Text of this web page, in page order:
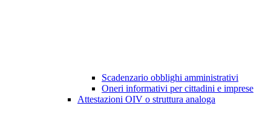
Scadenzario obblighi amministrativi
Oneri informativi per cittadini e imprese
Attestazioni OIV o struttura analoga